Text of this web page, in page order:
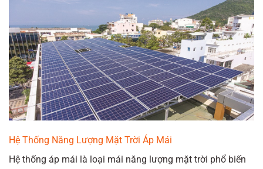
Hệ Thống Năng Lượng Mặt Trời Áp Mái
Hệ thống áp mái là loại mái năng lượng mặt trời phổ biến